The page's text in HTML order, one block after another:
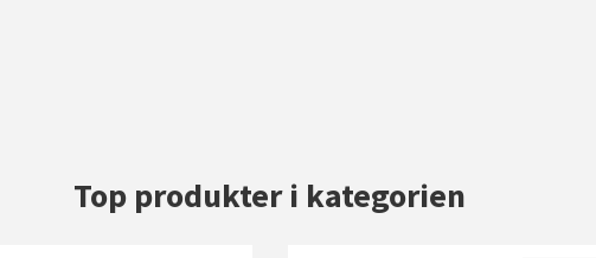
Top produkter i kategorien